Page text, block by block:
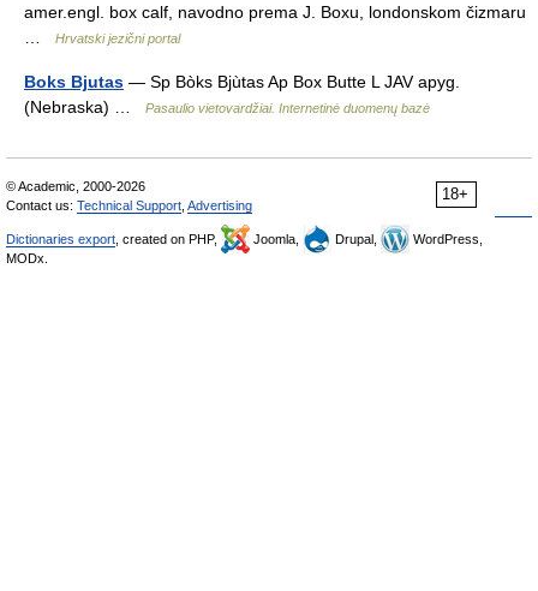
amer.engl. box calf, navodno prema J. Boxu, londonskom čizmaru
Hrvatski jezični portal
Boks Bjutas — Sp Bòks Bjùtas Ap Box Butte L JAV apyg.
(Nebraska) …
Pasaulio vietovardžiai. Internetinė duomenų bazė
18+
© Academic, 2000-2026
Contact us: Technical Support Advertising
Dictionaries export , created on PHP, Joomla, Drupal,
WordPress,
MODx.